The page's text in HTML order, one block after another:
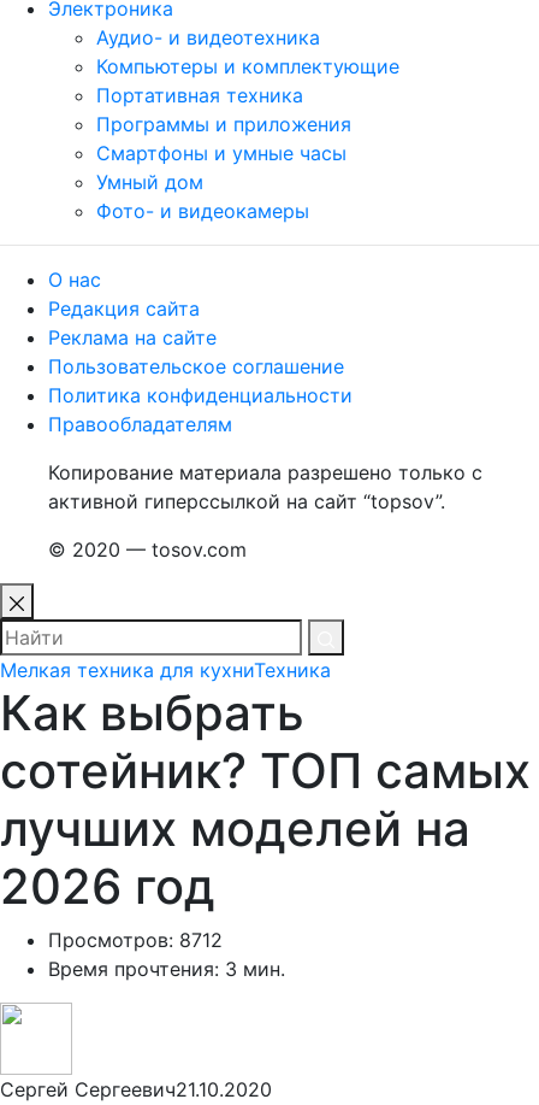
Электроника
Аудио- и видеотехника
Компьютеры и комплектующие
Портативная техника
Программы и приложения
Смартфоны и умные часы
Умный дом
Фото- и видеокамеры
О нас
Редакция сайта
Реклама на сайте
Пользовательское соглашение
Политика конфиденциальности
Правообладателям
Копирование материала разрешено только с
активной гиперссылкой на сайт “topsov”.
© 2020 — tosov.com
Мелкая техника для кухниТехника
Как выбрать
сотейник? ТОП самых
лучших моделей на
2026 год
Просмотров: 8712
Время прочтения: 3 мин.
Сергей Сергеевич21.10.2020